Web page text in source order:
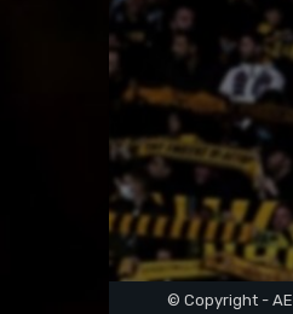
© Copyright -